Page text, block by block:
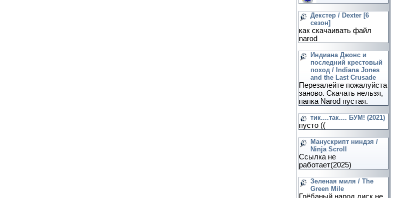
Декстер / Dexter [6
сезон]
как скачаивать файл
narod
Индиана Джонс и
последний крестовый
поход / Indiana Jones
and the Last Crusade
Перезалейте пожалуйста
заново. Скачать нельзя,
папка Narod пустая.
тик....так.... БУМ! (2021)
пусто ((
Манускрипт ниндзя /
Ninja Scroll
Ссылка не
работает(2025)
Зеленая миля / The
Green Mile